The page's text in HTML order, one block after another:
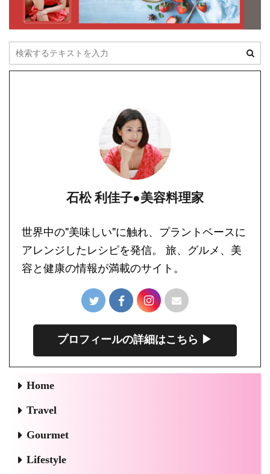
石松 利佳子●美容料理家
世界中の"美味しい"に触れ、プラントベースに
アレンジしたレシピを発信。 旅、グルメ、美
容と健康の情報が満載のサイト。
プロフィールの詳細はこちら ▶︎
Home
Travel
Gourmet
Lifestyle